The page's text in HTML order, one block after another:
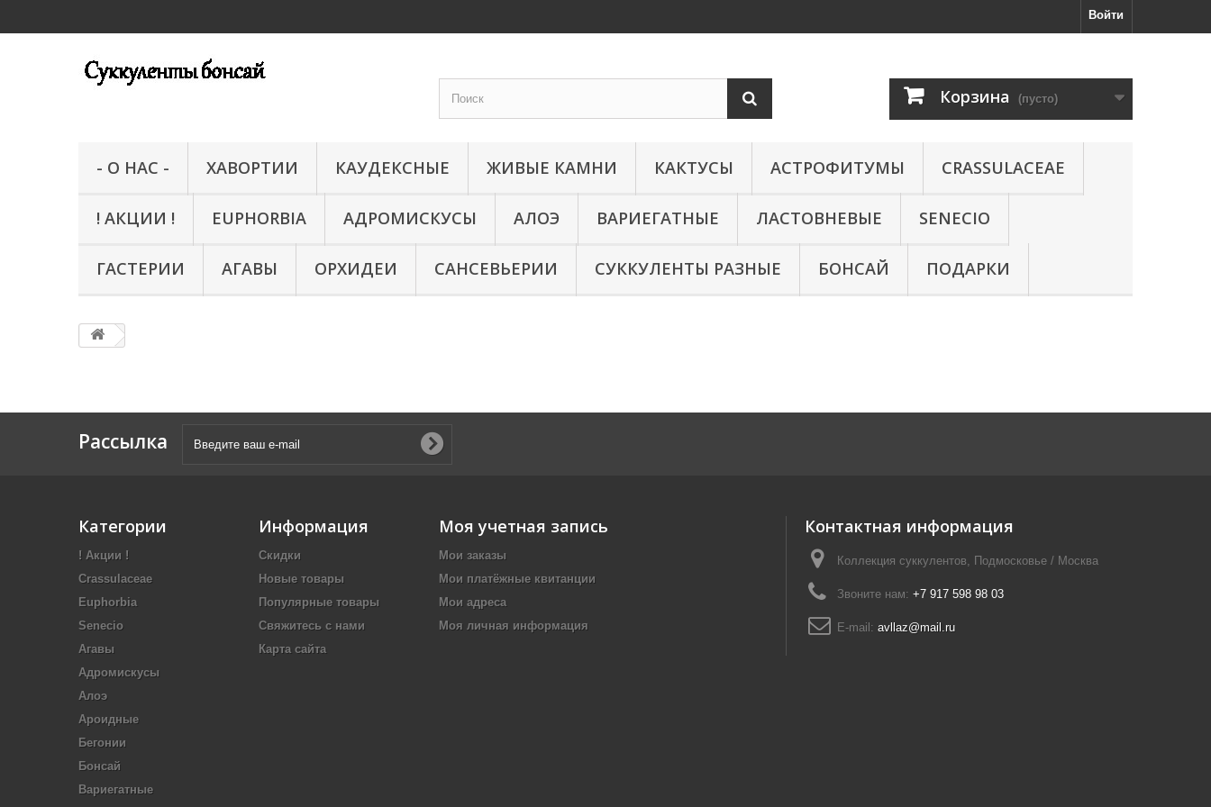
Войти
Корзина (пусто)
- О НАС - ХАВОРТИИ КАУДЕКСНЫЕ ЖИВЫЕ КАМНИ КАКТУСЫ АСТРОФИТУМЫ CRASSULACEAE
! АКЦИИ ! EUPHORBIA АДРОМИСКУСЫ АЛОЭ ВАРИЕГАТНЫЕ ЛАСТОВНЕВЫЕ SENECIO
ГАСТЕРИИ АГАВЫ ОРХИДЕИ САНСЕВЬЕРИИ СУККУЛЕНТЫ РАЗНЫЕ БОНСАЙ ПОДАРКИ
Рассылка
Категории
! Акции !
Crassulaceae
Euphorbia
Senecio
Агавы
Адромискусы
Алоэ
Ароидные
Бегонии
Бонсай
Вариегатные
Информация
Скидки
Новые товары
Популярные товары
Свяжитесь с нами
Карта сайта
Моя учетная запись
Мои заказы
Мои платёжные квитанции
Мои адреса
Моя личная информация
Контактная информация
Коллекция суккулентов, Подмосковье / Москва
Звоните нам: +7 917 598 98 03
E-mail: avllaz@mail.ru